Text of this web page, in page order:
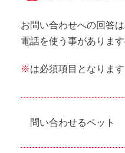
お問い合わせへの回答
電話を使う事がありま
※は必須項目となります
問い合わせるペット